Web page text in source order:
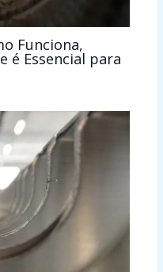
Funciona,
é Essencial para